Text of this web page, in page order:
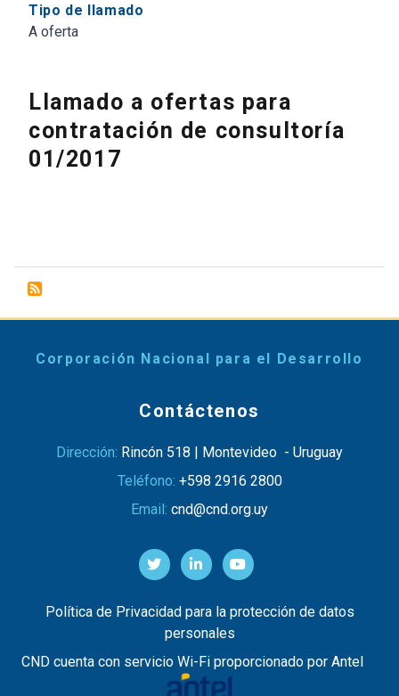
Tipo de llamado
A oferta
Llamado a ofertas para
contratación de consultoría
01/2017
Corporación Nacional para el Desarrollo
Contáctenos
Dirección: Rincón 518 | Montevideo - Uruguay
Teléfono: +598 2916 2800
Email: cnd@cnd.org.uy
Política de Privacidad para la protección de datos
personales
CND cuenta con servicio Wi-Fi proporcionado por Antel